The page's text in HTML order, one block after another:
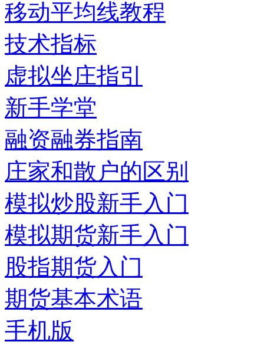
移动平均线教程
技术指标
虚拟坐庄指引
新手学堂
融资融券指南
庄家和散户的区别
模拟炒股新手入门
模拟期货新手入门
股指期货入门
期货基本术语
手机版